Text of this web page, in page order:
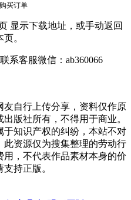
买订单
显示下载地址，或手动返回
。
系客服微信：ab360066
自行上传分享，资料仅作原
版社所有，不得用于商业。
知识产权的纠纷，本站不对
此资源仅为搜集整理的劳动行
，不代表作品素材本身的价
持正版。